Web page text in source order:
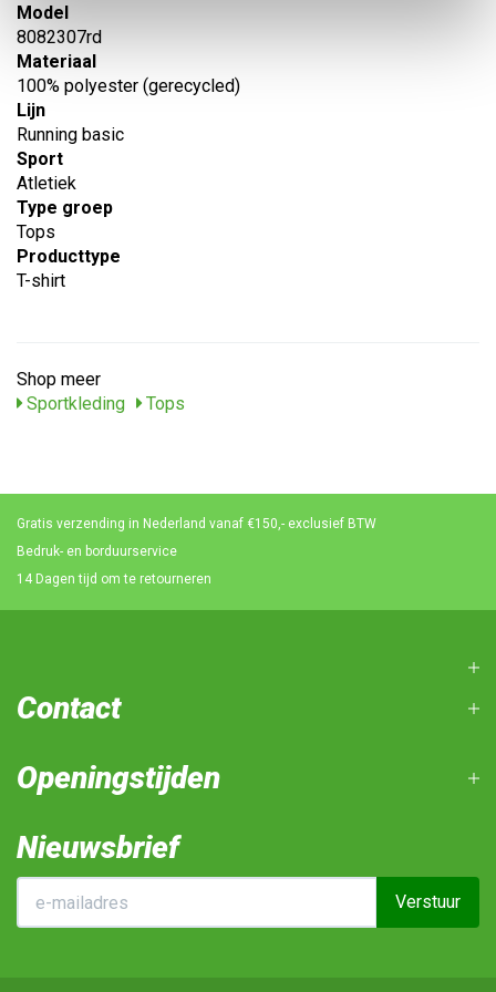
Model
8082307rd
Materiaal
100% polyester (gerecycled)
Lijn
Running basic
Sport
Atletiek
Type groep
Tops
Producttype
T-shirt
Shop meer
Sportkleding
Tops
Gratis verzending in Nederland vanaf €150,- exclusief BTW
Bedruk- en borduurservice
14 Dagen tijd om te retourneren
Contact
Openingstijden
Nieuwsbrief
Verstuur